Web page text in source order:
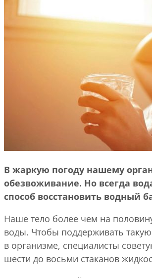
В жаркую погоду нашему
обезвоживание. Но всегда
способ восстановить водный
Наше тело более чем на
воды. Чтобы поддерживать
в организме, специалисты
шести до восьми стаканов